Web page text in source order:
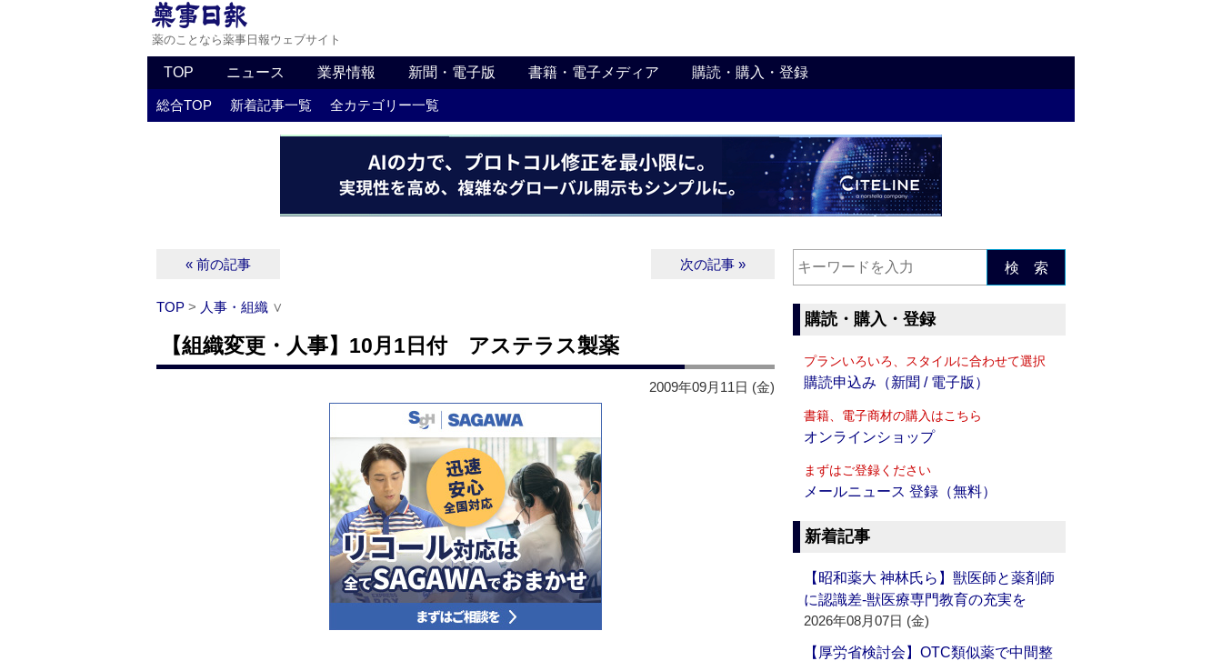
薬のことなら薬事日報ウェブサイト
TOP ニュース 業界情報 新聞・電子版 書籍・電子メディア 購読・購入・登録
総合TOP 新着記事一覧 全カテゴリー一覧
« 前の記事 次の記事 »
TOP > 人事・組織 ∨
【組織変更・人事】10月1日付 アステラス製薬
2009年09月11日 (金)
検 索
購読・購入・登録
プランいろいろ、スタイルに合わせて選択
購読申込み（新聞 / 電子版）
書籍、電子商材の購入はこちら
オンラインショップ
まずはご登録ください
メールニュース 登録（無料）
新着記事
【昭和薬大 神林氏ら】獣医師と薬剤師
に認識差‐獣医療専門教育の充実を
2026年08月07日 (金)
【厚労省検討会】OTC類似薬で中間整